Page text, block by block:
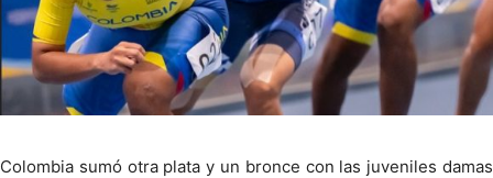
Colombia sumó otra plata y un bronce con las juveniles damas